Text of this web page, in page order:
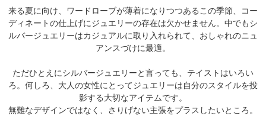
来る夏に向け、ワードローブが薄着になりつつあるこの季節、コー
ディネートの仕上げにジュエリーの存在は欠かせません。中でもシ
ルバージュエリーはカジュアルに取り入れられて、おしゃれのニュ
アンスづけに最適。
ただひとえにシルバージュエリーと言っても、テイストはいろい
ろ。何しろ、大人の女性にとってジュエリーは自分のスタイルを投
影する大切なアイテムです。
無難なデザインではなく、さりげない主張をプラスしたいところ。